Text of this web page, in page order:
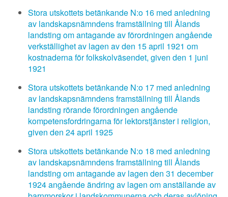
Stora utskottets betänkande N:o 16 med anledning
av landskapsnämndens framställning till Ålands
landsting om antagande av förordningen angående
verkställighet av lagen av den 15 april 1921 om
kostnaderna för folkskolväsendet, given den 1 juni
1921
Stora utskottets betänkande N:o 17 med anledning
av landskapsnämndens framställning till Ålands
landsting rörande förordningen angående
kompetensfordringarna för lektorstjänster i religion,
given den 24 april 1925
Stora utskottets betänkande N:o 18 med anledning
av landskapsnämndens framställning till Ålands
landsting om antagande av lagen den 31 december
1924 angående ändring av lagen om anställande av